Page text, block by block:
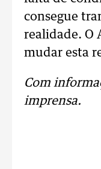
consegue
realidade. O
mudar esta
Com
imprensa.